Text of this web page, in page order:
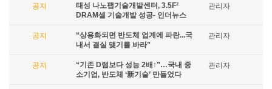
공지
태성 나노팹기술개발센터, 3.5F²
DRAM셀 기술개발 성공- 인더뉴스
관리자
공지
“상용화되면 반도체 업계에 파란...국
내서 결실 맺기를 바라”
관리자
공지
“기존 D램보다 성능 2배↑”…국내 중
소기업, 반도체 ‘新기술’ 만들었다
관리자